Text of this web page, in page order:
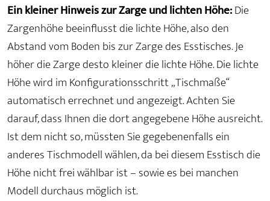
Ein kleiner Hinweis zur Zarge und lichten Höhe:Die
Zargenhöhe beeinflusst die lichte Höhe, also den
Abstand vom Boden bis zur Zarge des Esstisches. Je
höher die Zarge desto kleiner die lichte Höhe. Die lichte
Höhe wird im Konfigurationsschritt „Tischmaße“
automatisch errechnet und angezeigt. Achten Sie
darauf, dass Ihnen die dort angegebene Höhe ausreicht.
Ist dem nicht so, müssten Sie gegebenenfalls ein
anderes Tischmodell wählen, da bei diesem Esstisch die
Höhe nicht frei wählbar ist – sowie es bei manchen
Modell durchaus möglich ist.